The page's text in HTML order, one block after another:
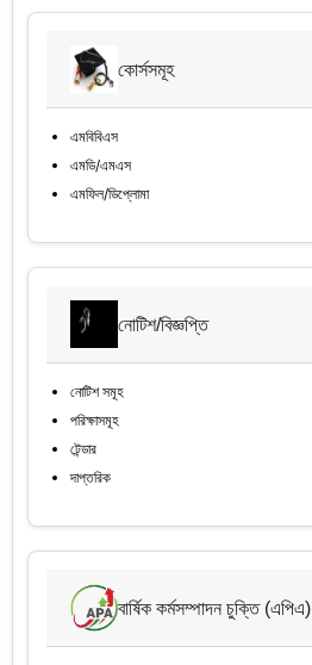
কোর্সসমূহ
এমবিবিএস
এমডি/এমএস
এমফিল/ডিপ্লোমা
নোটিশ/বিজ্ঞপ্তি
নোটিশ সমূহ
পরিক্ষাসমূহ
টেন্ডার
দাপ্তরিক
বার্ষিক কর্মসম্পাদন চুক্তি (এপিএ)